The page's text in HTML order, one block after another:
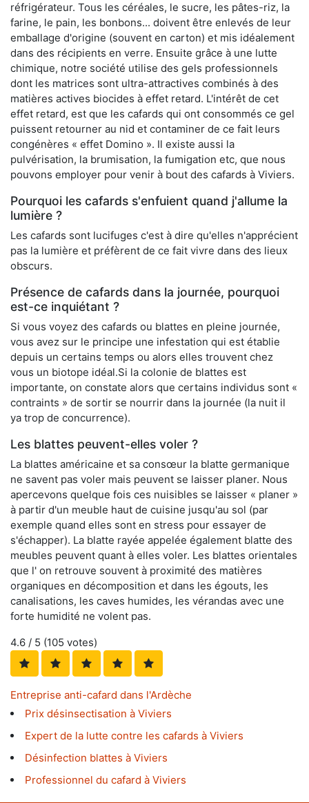
réfrigérateur. Tous les céréales, le sucre, les pâtes-riz, la
farine, le pain, les bonbons... doivent être enlevés de leur
emballage d'origine (souvent en carton) et mis idéalement
dans des récipients en verre. Ensuite grâce à une lutte
chimique, notre société utilise des gels professionnels
dont les matrices sont ultra-attractives combinés à des
matières actives biocides à effet retard. L'intérêt de cet
effet retard, est que les cafards qui ont consommés ce gel
puissent retourner au nid et contaminer de ce fait leurs
congénères « effet Domino ». Il existe aussi la
pulvérisation, la brumisation, la fumigation etc, que nous
pouvons employer pour venir à bout des cafards à Viviers.
Pourquoi les cafards s'enfuient quand j'allume la
lumière ?
Les cafards sont lucifuges c'est à dire qu'elles n'apprécient
pas la lumière et préfèrent de ce fait vivre dans des lieux
obscurs.
Présence de cafards dans la journée, pourquoi
est-ce inquiétant ?
Si vous voyez des cafards ou blattes en pleine journée,
vous avez sur le principe une infestation qui est établie
depuis un certains temps ou alors elles trouvent chez
vous un biotope idéal.Si la colonie de blattes est
importante, on constate alors que certains individus sont «
contraints » de sortir se nourrir dans la journée (la nuit il
ya trop de concurrence).
Les blattes peuvent-elles voler ?
La blattes américaine et sa consœur la blatte germanique
ne savent pas voler mais peuvent se laisser planer. Nous
apercevons quelque fois ces nuisibles se laisser « planer »
à partir d'un meuble haut de cuisine jusqu'au sol (par
exemple quand elles sont en stress pour essayer de
s'échapper). La blatte rayée appelée également blatte des
meubles peuvent quant à elles voler. Les blattes orientales
que l' on retrouve souvent à proximité des matières
organiques en décomposition et dans les égouts, les
canalisations, les caves humides, les vérandas avec une
forte humidité ne volent pas.
4.6 / 5 (105 votes)
Entreprise anti-cafard dans l'Ardèche
Prix désinsectisation à Viviers
Expert de la lutte contre les cafards à Viviers
Désinfection blattes à Viviers
Professionnel du cafard à Viviers